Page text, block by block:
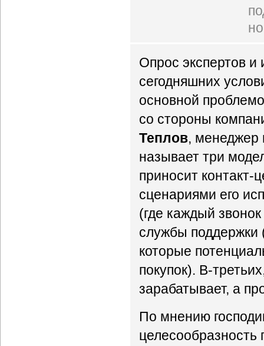
Опрос экспертов и
сегодняшних
основной
со стороны
Теплов, менеджер
называет три
приносит контакт-
сценариями его
(где каждый
службы поддержки
которые
покупок). В-
зарабатывает, а
По мнению
целесообразность